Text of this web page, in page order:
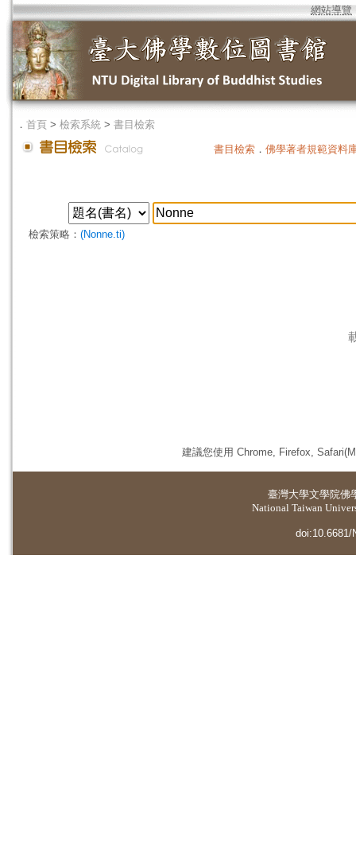
網站導覽
． 首頁 > 檢索系統 > 書目檢索
書目檢索 ． 佛學著者規範資料
檢索策略： (Nonne.ti)
建議您使用 Chrome, Firefox,
臺灣大學文學院佛
National Taiwan
doi:10.6681/